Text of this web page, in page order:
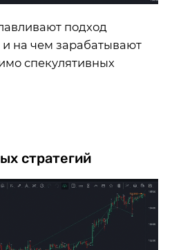
подход
на чем зарабатывают
спекулятивных
стратегий